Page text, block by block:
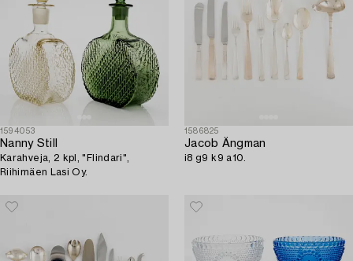
1594053
Nanny Still
Karahveja, 2 kpl, "Flindari",
Riihimäen Lasi Oy.
1586825
Jacob Ängman
i8 g9 k9 a10.